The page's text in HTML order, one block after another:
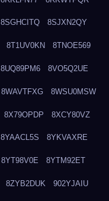
8SGHCITQ 8SJXN2QY
8T1UV0KN 8TNOE569
8UQ89PM6 8VO5Q2UE
8WAVTFXG 8WSU0MSW
8X79OPDP 8XCY80VZ
8YAACL5S 8YKVAXRE
8YT98V0E 8YTM92ET
8ZYB2DUK 902YJAIU